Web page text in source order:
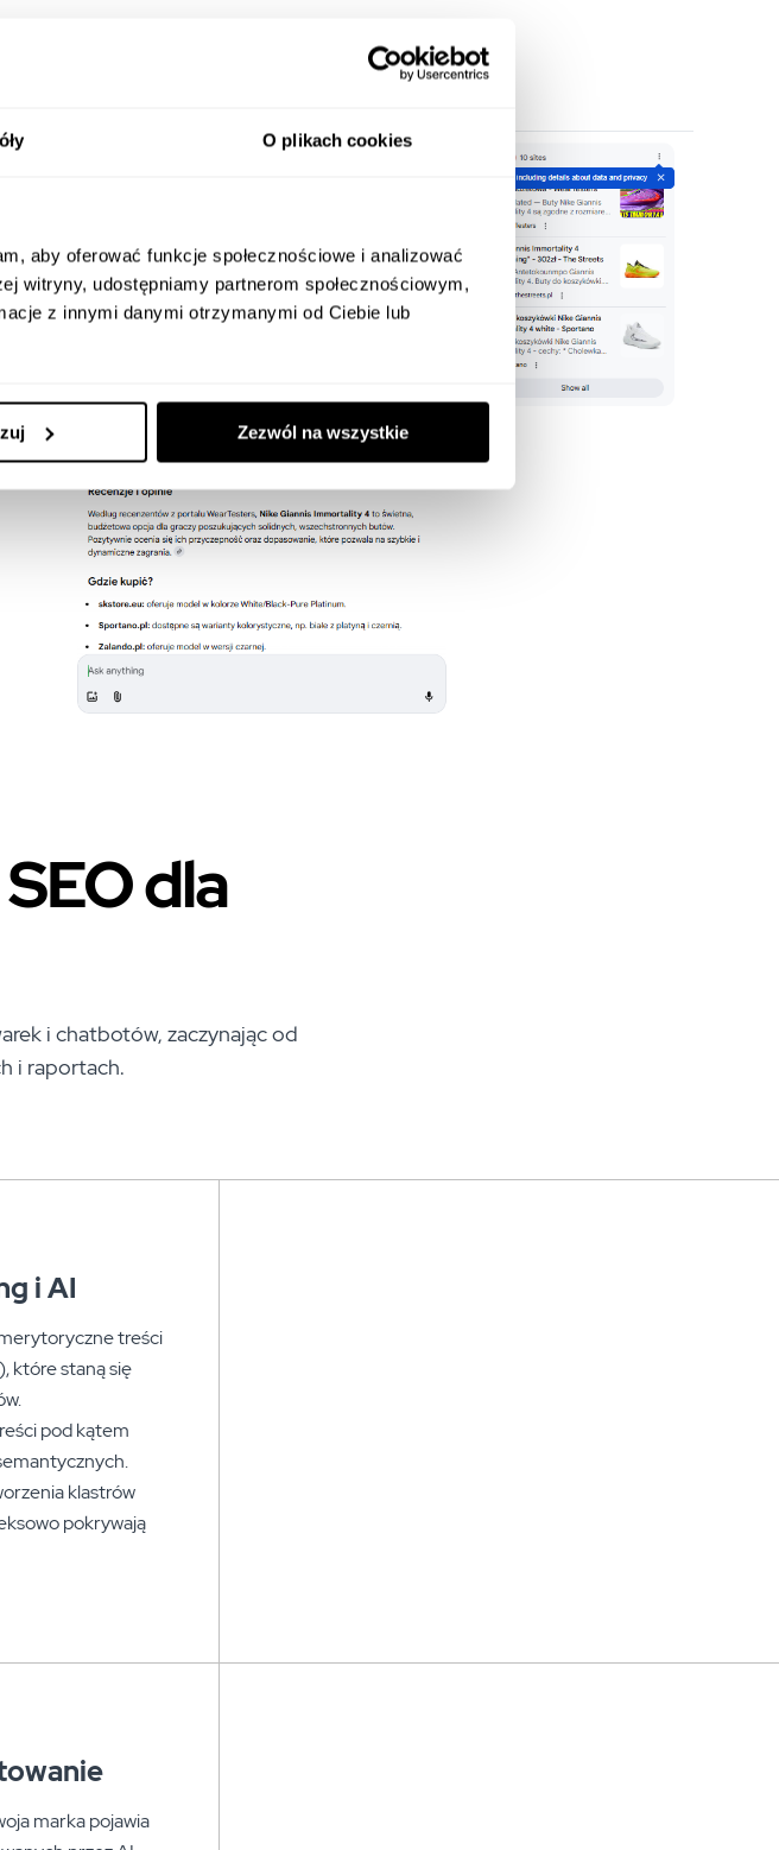
O plikach cookies
aby oferować funkcje społecznościowe i analizować
witryny, udostępniamy partnerom społecznościowym,
z innymi danymi otrzymanymi od Ciebie lub
Zezwól na wszystkie
dla
i chatbotów, zaczynając od
i raportach.
i AI
treści
które staną się
pod kątem
klastrów
pokrywają
marka pojawia